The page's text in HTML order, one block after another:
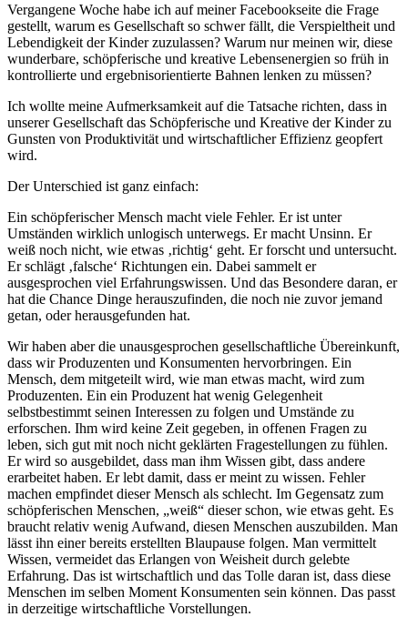
Vergangene Woche habe ich auf meiner Facebookseite die Frage
gestellt, warum es Gesellschaft so schwer fällt, die Verspieltheit und
Lebendigkeit der Kinder zuzulassen? Warum nur meinen wir, diese
wunderbare, schöpferische und kreative Lebensenergien so früh in
kontrollierte und ergebnisorientierte Bahnen lenken zu müssen?
Ich wollte meine Aufmerksamkeit auf die Tatsache richten, dass in
unserer Gesellschaft das Schöpferische und Kreative der Kinder zu
Gunsten von Produktivität und wirtschaftlicher Effizienz geopfert
wird.
Der Unterschied ist ganz einfach:
Ein schöpferischer Mensch macht viele Fehler. Er ist unter
Umständen wirklich unlogisch unterwegs. Er macht Unsinn. Er
weiß noch nicht, wie etwas ‚richtig‘ geht. Er forscht und untersucht.
Er schlägt ‚falsche‘ Richtungen ein. Dabei sammelt er
ausgesprochen viel Erfahrungswissen. Und das Besondere daran, er
hat die Chance Dinge herauszufinden, die noch nie zuvor jemand
getan, oder herausgefunden hat.
Wir haben aber die unausgesprochen gesellschaftliche Übereinkunft,
dass wir Produzenten und Konsumenten hervorbringen. Ein
Mensch, dem mitgeteilt wird, wie man etwas macht, wird zum
Produzenten. Ein ein Produzent hat wenig Gelegenheit
selbstbestimmt seinen Interessen zu folgen und Umstände zu
erforschen. Ihm wird keine Zeit gegeben, in offenen Fragen zu
leben, sich gut mit noch nicht geklärten Fragestellungen zu fühlen.
Er wird so ausgebildet, dass man ihm Wissen gibt, dass andere
erarbeitet haben. Er lebt damit, dass er meint zu wissen. Fehler
machen empfindet dieser Mensch als schlecht. Im Gegensatz zum
schöpferischen Menschen, „weiß“ dieser schon, wie etwas geht. Es
braucht relativ wenig Aufwand, diesen Menschen auszubilden. Man
lässt ihn einer bereits erstellten Blaupause folgen. Man vermittelt
Wissen, vermeidet das Erlangen von Weisheit durch gelebte
Erfahrung. Das ist wirtschaftlich und das Tolle daran ist, dass diese
Menschen im selben Moment Konsumenten sein können. Das passt
in derzeitige wirtschaftliche Vorstellungen.